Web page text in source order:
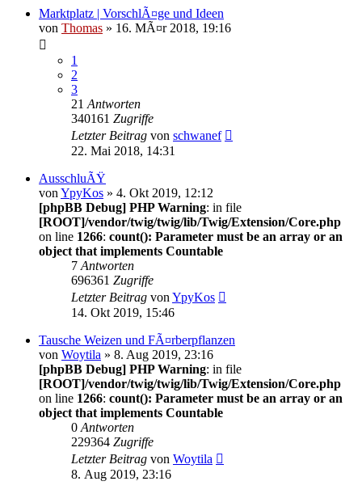
Marktplatz | VorschlÃ¤ge und Ideen
von Thomas » 16. MÃ¤r 2018, 19:16
1
2
3
21 Antworten
340161 Zugriffe
Letzter Beitrag von schwanef
22. Mai 2018, 14:31
AusschluÃŸ
von YpyKos » 4. Okt 2019, 12:12
[phpBB Debug] PHP Warning: in file
[ROOT]/vendor/twig/twig/lib/Twig/Extension/Core.php
on line 1266: count(): Parameter must be an array or an
object that implements Countable
7 Antworten
696361 Zugriffe
Letzter Beitrag von YpyKos
14. Okt 2019, 15:46
Tausche Weizen und FÃ¤rberpflanzen
von Woytila » 8. Aug 2019, 23:16
[phpBB Debug] PHP Warning: in file
[ROOT]/vendor/twig/twig/lib/Twig/Extension/Core.php
on line 1266: count(): Parameter must be an array or an
object that implements Countable
0 Antworten
229364 Zugriffe
Letzter Beitrag von Woytila
8. Aug 2019, 23:16